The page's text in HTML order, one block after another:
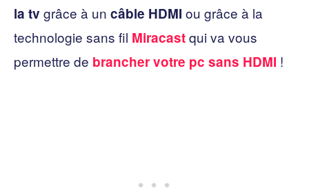
la tv grâce à un câble HDMI ou grâce à la
technologie sans fil Miracastqui va vous
permettre de brancher votre pc sans HDMI !